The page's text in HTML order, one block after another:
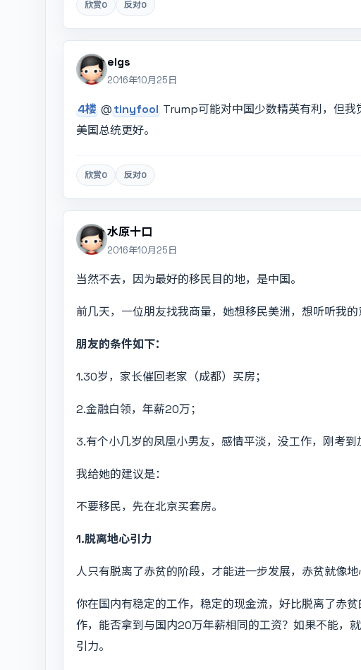
欣赏0 反对0
elgs
2016年10月25日
4楼 @tinyfool Trump可能对中国少数精英有利，但
美国总统更好。
欣赏0 反对0
水原十口
2016年10月25日
当然不去，因为最好的移民目的地，是中国。
前几天，一位朋友找我商量，她想移民美洲，想听听我的
朋友的条件如下：
1.30岁，家长催回老家（成都）买房；
2.金融白领，年薪20万；
3.有个小几岁的凤凰小男友，感情平淡，没工作，刚考到
我给她的建议是：
不要移民，先在北京买套房。
1.脱离地心引力
人只有脱离了赤贫的阶段，才能进一步发展，赤贫就像
你在国内有稳定的工作，稳定的现金流，好比脱离了赤
作，能否拿到与国内20万年薪相同的工资？如果不能，
引力。